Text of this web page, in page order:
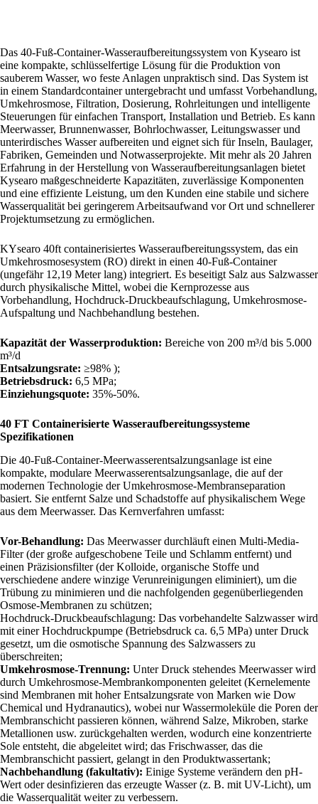
Das 40-Fuß-Container-Wasseraufbereitungssystem von Kysearo ist
eine kompakte, schlüsselfertige Lösung für die Produktion von
sauberem Wasser, wo feste Anlagen unpraktisch sind. Das System ist
in einem Standardcontainer untergebracht und umfasst Vorbehandlung,
Umkehrosmose, Filtration, Dosierung, Rohrleitungen und intelligente
Steuerungen für einfachen Transport, Installation und Betrieb. Es kann
Meerwasser, Brunnenwasser, Bohrlochwasser, Leitungswasser und
unterirdisches Wasser aufbereiten und eignet sich für Inseln, Baulager,
Fabriken, Gemeinden und Notwasserprojekte. Mit mehr als 20 Jahren
Erfahrung in der Herstellung von Wasseraufbereitungsanlagen bietet
Kysearo maßgeschneiderte Kapazitäten, zuverlässige Komponenten
und eine effiziente Leistung, um den Kunden eine stabile und sichere
Wasserqualität bei geringerem Arbeitsaufwand vor Ort und schnellerer
Projektumsetzung zu ermöglichen.
KYsearo 40ft containerisiertes Wasseraufbereitungssystem, das ein
Umkehrosmosesystem (RO) direkt in einen 40-Fuß-Container
(ungefähr 12,19 Meter lang) integriert. Es beseitigt Salz aus Salzwasser
durch physikalische Mittel, wobei die Kernprozesse aus
Vorbehandlung, Hochdruck-Druckbeaufschlagung, Umkehrosmose-
Aufspaltung und Nachbehandlung bestehen.
Kapazität der Wasserproduktion: Bereiche von 200 m³/d bis 5.000
m³/d
Entsalzungsrate: ≥98% );
Betriebsdruck: 6,5 MPa;
Einziehungsquote: 35%-50%.
40 FT Containerisierte Wasseraufbereitungssysteme
Spezifikationen
Die 40-Fuß-Container-Meerwasserentsalzungsanlage ist eine
kompakte, modulare Meerwasserentsalzungsanlage, die auf der
modernen Technologie der Umkehrosmose-Membranseparation
basiert. Sie entfernt Salze und Schadstoffe auf physikalischem Wege
aus dem Meerwasser. Das Kernverfahren umfasst:
Vor-Behandlung: Das Meerwasser durchläuft einen Multi-Media-
Filter (der große aufgeschobene Teile und Schlamm entfernt) und
einen Präzisionsfilter (der Kolloide, organische Stoffe und
verschiedene andere winzige Verunreinigungen eliminiert), um die
Trübung zu minimieren und die nachfolgenden gegenüberliegenden
Osmose-Membranen zu schützen;
Hochdruck-Druckbeaufschlagung: Das vorbehandelte Salzwasser wird
mit einer Hochdruckpumpe (Betriebsdruck ca. 6,5 MPa) unter Druck
gesetzt, um die osmotische Spannung des Salzwassers zu
überschreiten;
Umkehrosmose-Trennung: Unter Druck stehendes Meerwasser wird
durch Umkehrosmose-Membrankomponenten geleitet (Kernelemente
sind Membranen mit hoher Entsalzungsrate von Marken wie Dow
Chemical und Hydranautics), wobei nur Wassermoleküle die Poren der
Membranschicht passieren können, während Salze, Mikroben, starke
Metallionen usw. zurückgehalten werden, wodurch eine konzentrierte
Sole entsteht, die abgeleitet wird; das Frischwasser, das die
Membranschicht passiert, gelangt in den Produktwassertank;
Nachbehandlung (fakultativ): Einige Systeme verändern den pH-
Wert oder desinfizieren das erzeugte Wasser (z. B. mit UV-Licht), um
die Wasserqualität weiter zu verbessern.